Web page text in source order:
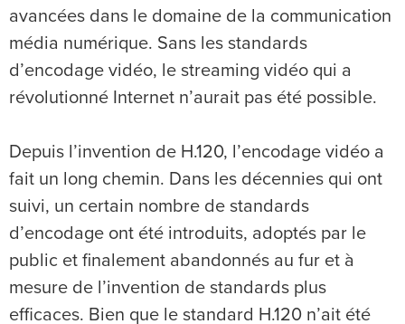
avancées dans le domaine de la communication
média numérique. Sans les standards
d’encodage vidéo, le streaming vidéo qui a
révolutionné Internet n’aurait pas été possible.
Depuis l’invention de H.120, l’encodage vidéo a
fait un long chemin. Dans les décennies qui ont
suivi, un certain nombre de standards
d’encodage ont été introduits, adoptés par le
public et finalement abandonnés au fur et à
mesure de l’invention de standards plus
efficaces. Bien que le standard H.120 n’ait été